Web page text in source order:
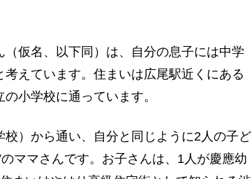
仮名、以下同）は、自分の息子には中学
えています。住まいは広尾駅近くにある
小学校に通っています。
）から通い、自分と同じように2人の子ど
ママさんです。お子さんは、1人が慶應幼